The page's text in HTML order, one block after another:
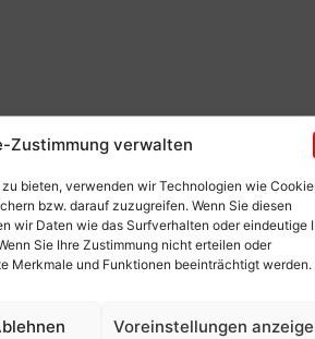
Zustimmung verwalten
bieten, verwenden wir Technologien wie
bzw. darauf zuzugreifen. Wenn Sie diesen
wir Daten wie das Surfverhalten oder eindeutige
Sie Ihre Zustimmung nicht erteilen oder
Merkmale und Funktionen beeinträchtigt werden.
Voreinstellungen